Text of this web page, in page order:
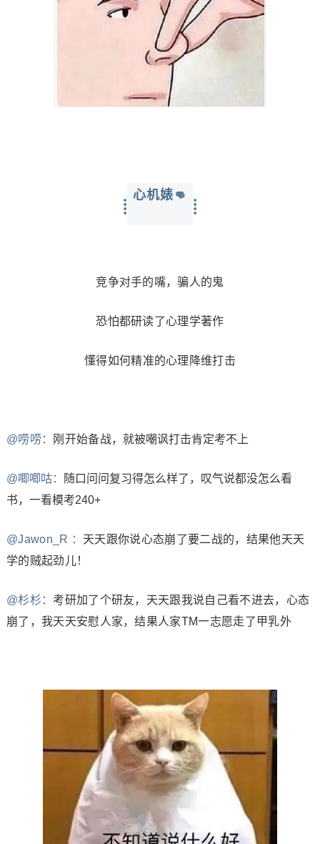
心机婊👊
竞争对手的嘴，骗人的鬼
恐怕都研读了心理学著作
懂得如何精准的心理降维打击
@唠唠： 刚开始备战，就被嘲讽打击肯定考不上
@唧唧咕： 随口问问复习得怎么样了，
叹气说都没怎么看
书， 一看模考240+
@Jawon_R ： 天天跟你说心态崩了要二战的，结果他天天
学的贼起劲儿！
@杉杉：考研加了个研友，天天跟我说自己看不进去，心态
崩了，我天天安慰人家，结果人家TM一志愿走了甲乳外